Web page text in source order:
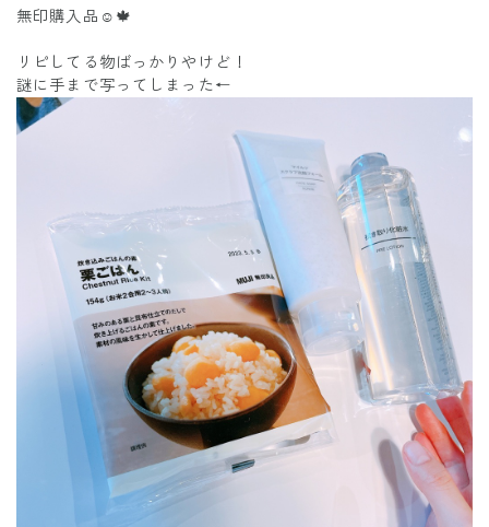
無印購入品☺️🍁
リピしてる物ばっかりやけど！
謎に手まで写ってしまった←